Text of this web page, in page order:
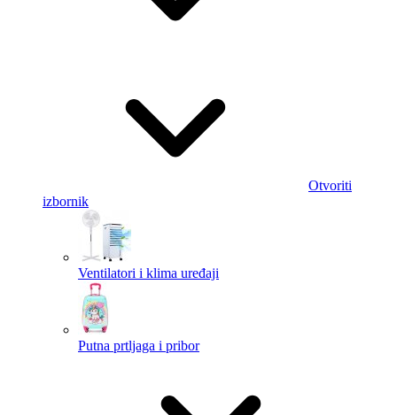
Otvoriti
izbornik
Ventilatori i klima uređaji
Putna prtljaga i pribor